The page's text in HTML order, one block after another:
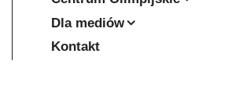
Dla mediów
Kontakt